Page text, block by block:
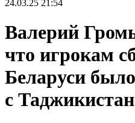
24.03.25 21:54
Валерий
что игрокам
Беларуси
с